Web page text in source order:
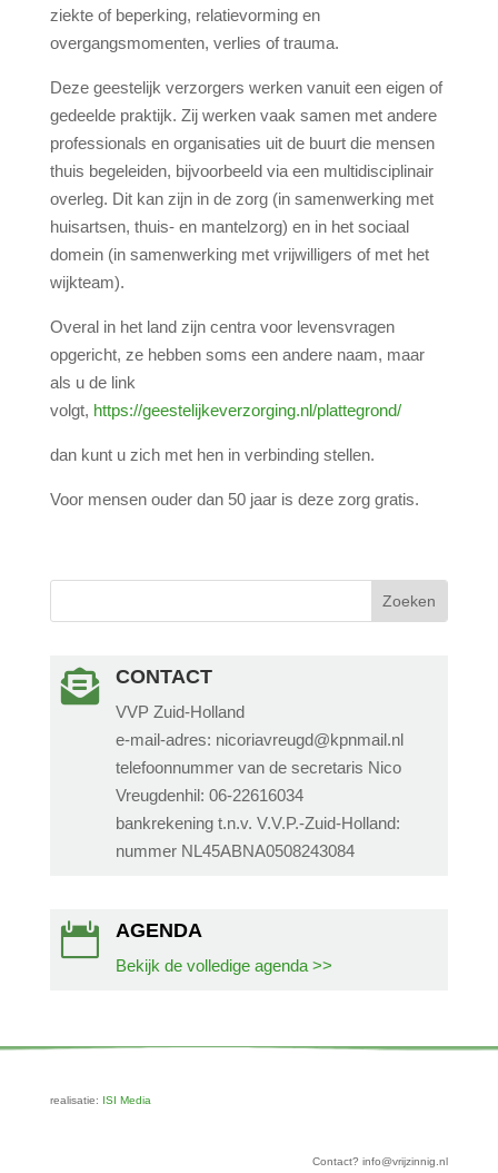
ziekte of beperking, relatievorming en
overgangsmomenten, verlies of trauma.
Deze geestelijk verzorgers werken vanuit een eigen of
gedeelde praktijk. Zij werken vaak samen met andere
professionals en organisaties uit de buurt die mensen
thuis begeleiden, bijvoorbeeld via een multidisciplinair
overleg. Dit kan zijn in de zorg (in samenwerking met
huisartsen, thuis- en mantelzorg) en in het sociaal
domein (in samenwerking met vrijwilligers of met het
wijkteam).
Overal in het land zijn centra voor levensvragen
opgericht, ze hebben soms een andere naam, maar
als u de link
volgt, https://geestelijkeverzorging.nl/plattegrond/
dan kunt u zich met hen in verbinding stellen.
Voor mensen ouder dan 50 jaar is deze zorg gratis.
 CONTACT
VVP Zuid-Holland
e-mail-adres: nicoriavreugd@kpnmail.nl
telefoonnummer van de secretaris Nico
Vreugdenhil: 06-22616034
bankrekening t.n.v. V.V.P.-Zuid-Holland:
nummer NL45ABNA0508243084
 AGENDA
Bekijk de volledige agenda >>
realisatie: ISI Media
Contact? info@vrijzinnig.nl